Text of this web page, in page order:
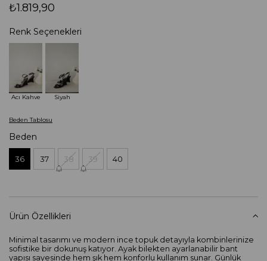
₺1.819,90
Renk Seçenekleri
Acı Kahve Siyah
Beden Tablosu
Beden
36 37 38 39 40
Ürün Özellikleri
Minimal tasarımı ve modern ince topuk detayıyla kombinlerinize
sofistike bir dokunuş katıyor. Ayak bilekten ayarlanabilir bant
yapısı sayesinde hem şık hem konforlu kullanım sunar. Günlük